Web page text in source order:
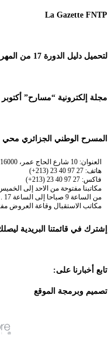
La Gazette FNTP
لتحميل دليل الدورة 17 من المهرجان الوطني للمسرح المحترف
مجلة إلكترونية “مسارح” أكتوبر 2023 /عدد تجريبي
المسرح الوطني الجزائري
العنوان: 10 شارع الحاج عمر، 16000، الجزائر
هاتف: 27 97 40 23 (213+)
فاكس: 27 97 40 23 (213+)
مكاتبنا مفتوحة من الاحد إلى
من الساعة 9 صباحا إلى الساعة 17 .
مكاتب الاستقبال وقاعة العروض مفتوحة يوميا من 9 صباحا
إشترك في قائمتنا البريدية
تابع أخبارنا على:
تصميم وبرمجة الموقع